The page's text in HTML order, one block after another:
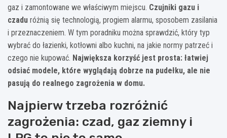
gaz i zamontowane we właściwym miejscu. Czujniki gazu i
czadu różnią się technologią, progiem alarmu, sposobem zasilania
i przeznaczeniem. W tym poradniku można sprawdzić, który typ
wybrać do łazienki, kotłowni albo kuchni, na jakie normy patrzeć i
czego nie kupować. Największa korzyść jest prosta: łatwiej
odsiać modele, które wyglądają dobrze na pudełku, ale nie
pasują do realnego zagrożenia w domu.
Najpierw trzeba rozróżnić
zagrożenia: czad, gaz ziemny i